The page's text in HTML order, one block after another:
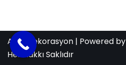
Aras Dekorasyon | Powered by
Her Hakkı Saklıdır